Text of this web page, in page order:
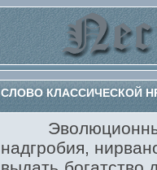
СЛОВО КЛАССИЧЕСКОЙ
Эволюционный
надгробия,